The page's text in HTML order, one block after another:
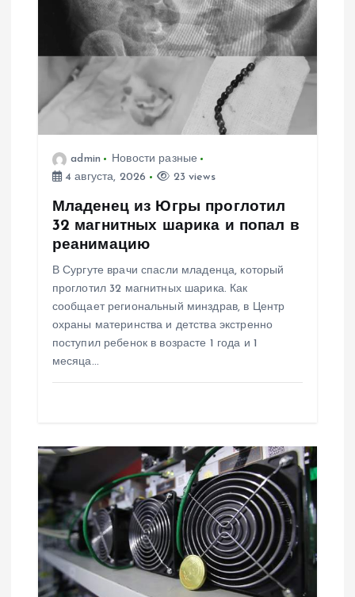
п
з
admin
Новости разные
4 августа, 2026
23 views
Младенец из Югры проглотил
32 магнитных шарика и попал в
реанимацию
В Сургуте врачи спасли младенца, который
проглотил 32 магнитных шарика. Как
сообщает региональный минздрав, в Центр
охраны материнства и детства экстренно
поступил ребенок в возрасте 1 года и 1
месяца…